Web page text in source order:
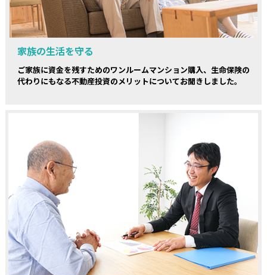
家族の生活を守る
ご家族に資金を残すためのワンルームマンション購入、生命保険の
代わりにもなる不動産投資のメリットについてお聞きしました。